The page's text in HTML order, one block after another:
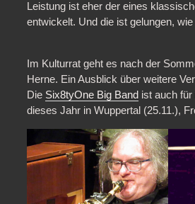
Leistung ist eher der eines
entwickelt. Und die ist gelungen,
Im Kulturrat geht es nach der
Herne. Ein Ausblick über weitere
Die Six8tyOne Big Band ist auch
dieses Jahr in Wuppertal (25.11.),